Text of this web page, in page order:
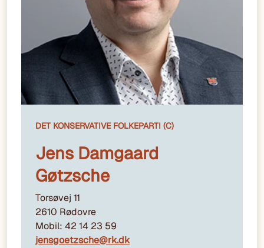
DET KONSERVATIVE FOLKEPARTI (C)
Jens Damgaard
Gøtzsche
Torsøvej 11
2610 Rødovre
Mobil: 42 14 23 59
jensgoetzsche@rk.dk